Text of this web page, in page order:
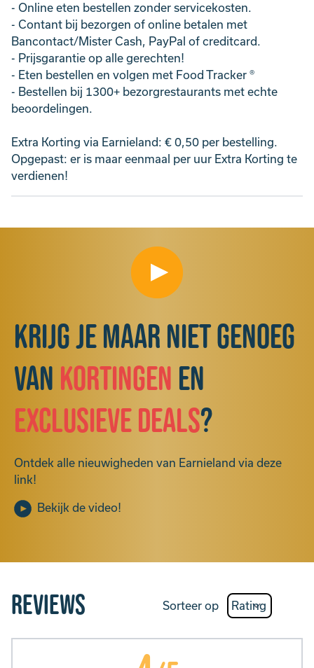
- Online eten bestellen zonder servicekosten.
- Contant bij bezorgen of online betalen met
Bancontact/Mister Cash, PayPal of creditcard.
- Prijsgarantie op alle gerechten!
- Eten bestellen en volgen met Food Tracker ®
- Bestellen bij 1300+ bezorgrestaurants met echte
beoordelingen.
Extra Korting via Earnieland: € 0,50 per bestelling.
Opgepast: er is maar eenmaal per uur Extra Korting te
verdienen!
Krijg je maar niet genoeg
van kortingen en
exclusieve deals?
Ontdek alle nieuwigheden van Earnieland via deze
link!
Bekijk de video!
Reviews Sorteer op